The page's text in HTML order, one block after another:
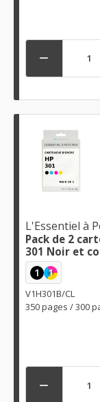

L'Essentiel à
Pack de 2
301 Noir et
1 1
V1H301B/CL
350 pages / 300
